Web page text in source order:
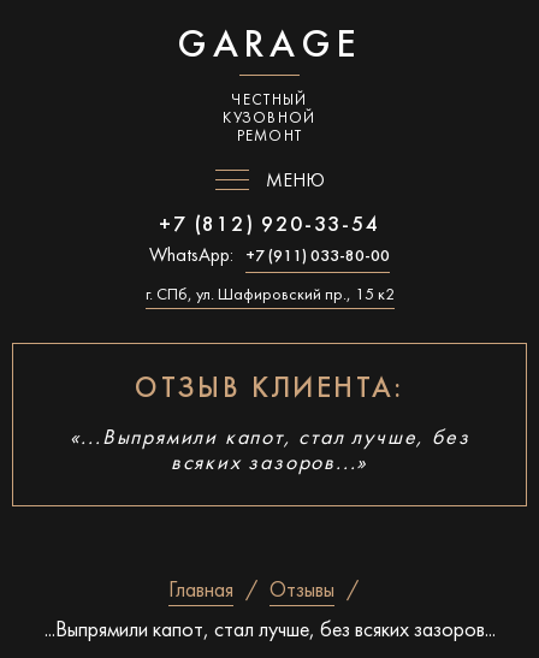
GARAGE
ЧЕСТНЫЙ
КУЗОВНОЙ
РЕМОНТ
МЕНЮ
+7 (812) 920-33-54
WhatsApp: +7 (911) 033-80-00
г. СПб, ул. Шафировский пр., 15 к2
ОТЗЫВ КЛИЕНТА:
«...Выпрямили капот, стал лучше, без
всяких зазоров...»
Главная
Отзывы
...Выпрямили капот, стал лучше, без всяких зазоров...